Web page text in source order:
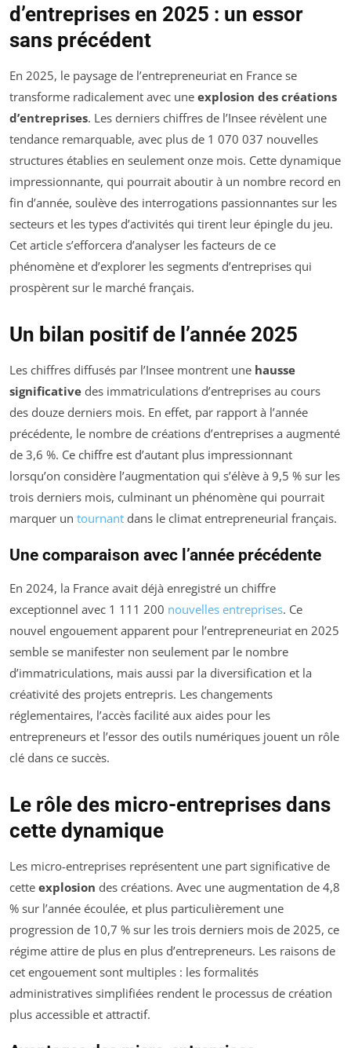
d’entreprises en 2025 : un essor
sans précédent
En 2025, le paysage de l’entrepreneuriat en France se
transforme radicalement avec une explosion des créations
d’entreprises. Les derniers chiffres de l’Insee révèlent une
tendance remarquable, avec plus de 1 070 037 nouvelles
structures établies en seulement onze mois. Cette dynamique
impressionnante, qui pourrait aboutir à un nombre record en
fin d’année, soulève des interrogations passionnantes sur les
secteurs et les types d’activités qui tirent leur épingle du jeu.
Cet article s’efforcera d’analyser les facteurs de ce
phénomène et d’explorer les segments d’entreprises qui
prospèrent sur le marché français.
Un bilan positif de l’année 2025
Les chiffres diffusés par l’Insee montrent une hausse
significative des immatriculations d’entreprises au cours
des douze derniers mois. En effet, par rapport à l’année
précédente, le nombre de créations d’entreprises a augmenté
de 3,6 %. Ce chiffre est d’autant plus impressionnant
lorsqu’on considère l’augmentation qui s’élève à 9,5 % sur les
trois derniers mois, culminant un phénomène qui pourrait
marquer un tournant dans le climat entrepreneurial français.
Une comparaison avec l’année précédente
En 2024, la France avait déjà enregistré un chiffre
exceptionnel avec 1 111 200 nouvelles entreprises. Ce
nouvel engouement apparent pour l’entrepreneuriat en 2025
semble se manifester non seulement par le nombre
d’immatriculations, mais aussi par la diversification et la
créativité des projets entrepris. Les changements
réglementaires, l’accès facilité aux aides pour les
entrepreneurs et l’essor des outils numériques jouent un rôle
clé dans ce succès.
Le rôle des micro-entreprises dans
cette dynamique
Les micro-entreprises représentent une part significative de
cette explosion des créations. Avec une augmentation de 4,8
% sur l’année écoulée, et plus particulièrement une
progression de 10,7 % sur les trois derniers mois de 2025, ce
régime attire de plus en plus d’entrepreneurs. Les raisons de
cet engouement sont multiples : les formalités
administratives simplifiées rendent le processus de création
plus accessible et attractif.